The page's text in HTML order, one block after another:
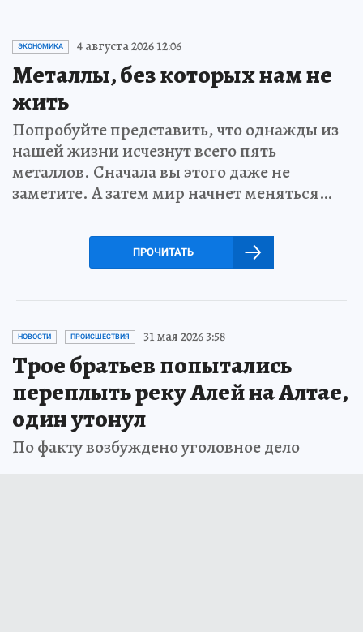
ЭКОНОМИКА 4 августа 2026 12:06
Металлы, без которых нам не
жить
Попробуйте представить, что однажды из
нашей жизни исчезнут всего пять
металлов. Сначала вы этого даже не
заметите. А затем мир начнет меняться…
ПРОЧИТАТЬ
НОВОСТИ ПРОИСШЕСТВИЯ 31 мая 2026 3:58
Трое братьев попытались
переплыть реку Алей на Алтае,
один утонул
По факту возбуждено уголовное дело